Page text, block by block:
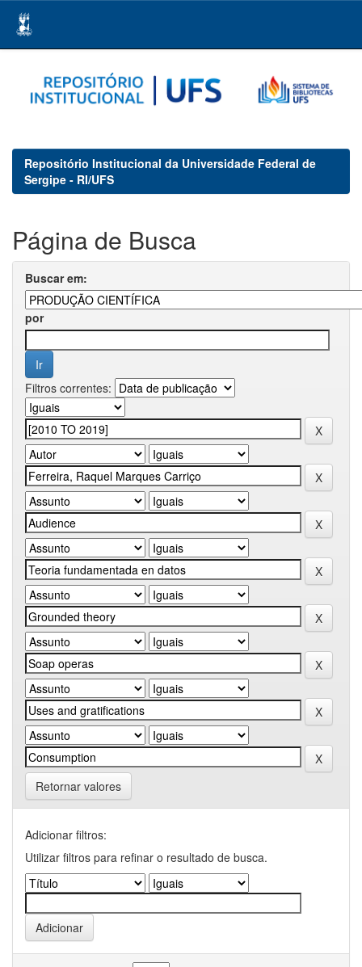
navigation
Repositório Institucional da Universidade Federal de
Sergipe - RI/UFS
Página de Busca
Buscar em:
por
Filtros correntes:
Retornar valores
Adicionar filtros:
Utilizar filtros para refinar o resultado de busca.